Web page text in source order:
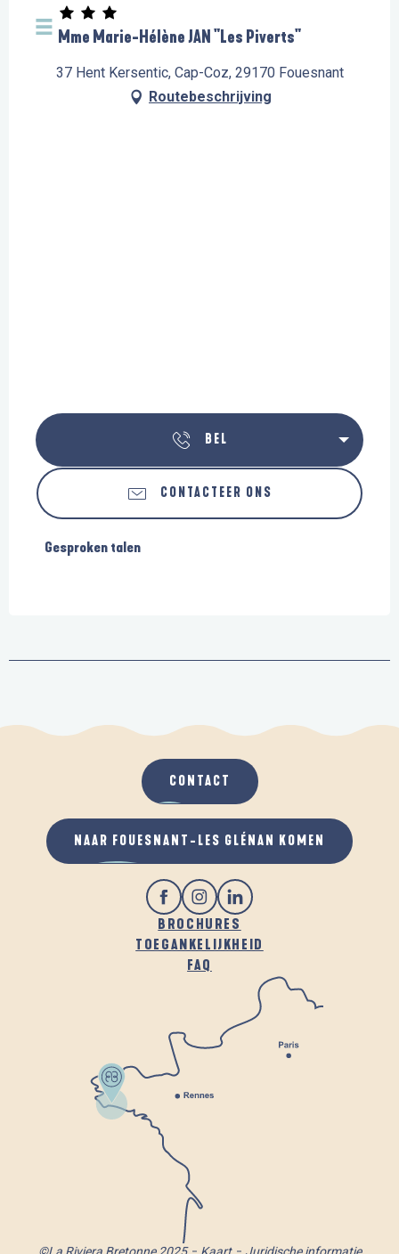
Mme Marie-Hélène JAN "Les Piverts"
37 Hent Kersentic, Cap-Coz, 29170 Fouesnant
Routebeschrijving
BEL
CONTACTEER ONS
Gesproken talen
Gesproken talen
BROCHURES
TOEGANKELIJKHEID
FAQ
CONTACT
NAAR FOUESNANT-LES GLÉNAN KOMEN